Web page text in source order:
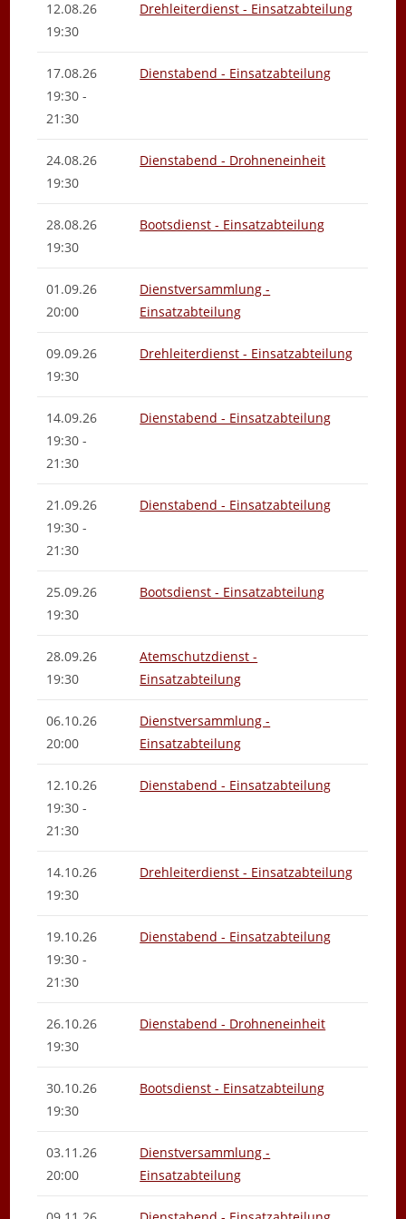
12.08.26
19:30
Drehleiterdienst - Einsatzabteilung
17.08.26
19:30 -
21:30
Dienstabend - Einsatzabteilung
24.08.26
19:30
Dienstabend - Drohneneinheit
28.08.26
19:30
Bootsdienst - Einsatzabteilung
01.09.26
20:00
Dienstversammlung -
Einsatzabteilung
09.09.26
19:30
Drehleiterdienst - Einsatzabteilung
14.09.26
19:30 -
21:30
Dienstabend - Einsatzabteilung
21.09.26
19:30 -
21:30
Dienstabend - Einsatzabteilung
25.09.26
19:30
Bootsdienst - Einsatzabteilung
28.09.26
19:30
Atemschutzdienst -
Einsatzabteilung
06.10.26
20:00
Dienstversammlung -
Einsatzabteilung
12.10.26
19:30 -
21:30
Dienstabend - Einsatzabteilung
14.10.26
19:30
Drehleiterdienst - Einsatzabteilung
19.10.26
19:30 -
21:30
Dienstabend - Einsatzabteilung
26.10.26
19:30
Dienstabend - Drohneneinheit
30.10.26
19:30
Bootsdienst - Einsatzabteilung
03.11.26
20:00
Dienstversammlung -
Einsatzabteilung